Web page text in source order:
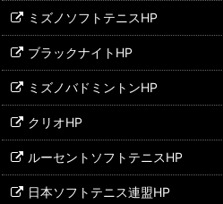
ミズノソフトテニスHP
ブラックナイトHP
ミズノバドミントンHP
クリオHP
ルーセントソフトテニスHP
日本ソフトテニス連盟HP